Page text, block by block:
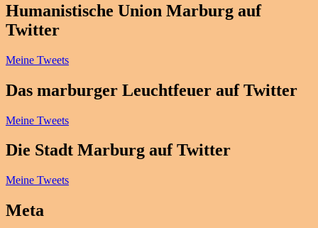
Humanistische Union Marburg auf
Twitter
Meine Tweets
Das marburger Leuchtfeuer auf Twitter
Meine Tweets
Die Stadt Marburg auf Twitter
Meine Tweets
Meta